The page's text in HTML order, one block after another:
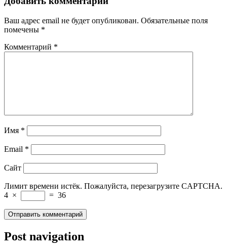
Ваш адрес email не будет опубликован. Обязательные поля
помечены *
Комментарий *
Имя *
Email *
Сайт
Лимит времени истёк. Пожалуйста, перезагрузите CAPTCHA.
4 × = 36
Post navigation